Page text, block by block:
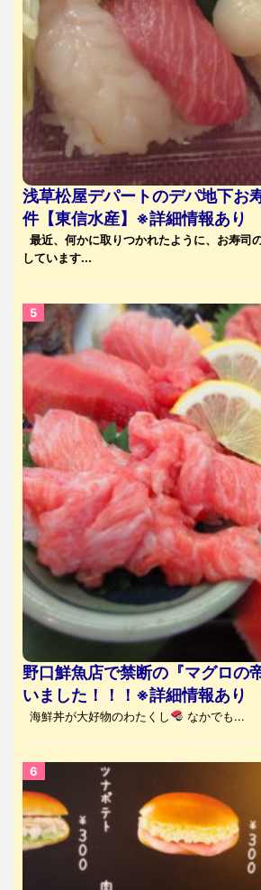
浅草松屋デパートのデパ地下お
件【東信水産】※詳細情報あり
最近、何かに取りつかれたように、お寿司
しています...
野口鮮魚店で禁断の『マグロの
いました！！！※詳細情報あり
海鮮丼が大好物のわたくし なかでも...